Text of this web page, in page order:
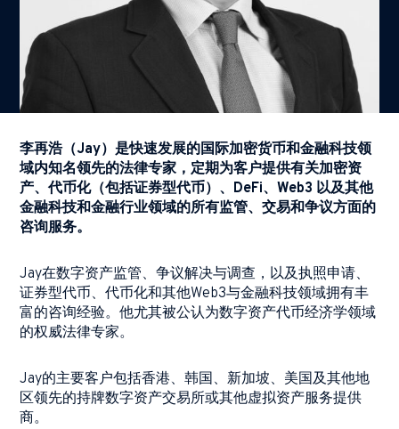
李再浩（Jay）是快速发展的国际加密货币和金融科技领
域内知名领先的法律专家，定期为客户提供有关加密资
产、代币化（包括证券型代币）、 DeFi、Web3 以及其他
金融科技和金融行业领域的所有监管、交易和争议方面的
咨询服务。
Jay在数字资产监管、争议解决与调查，以及执照申请、
证券型代币、代币化和其他Web3与金融科技领域拥有丰
富的咨询经验。他尤其被公认为数字资产代币经济学领域
的权威法律专家。
Jay的主要客户包括香港、韩国、新加坡、美国及其他地
区领先的持牌数字资产交易所或其他虚拟资产服务提供
商。